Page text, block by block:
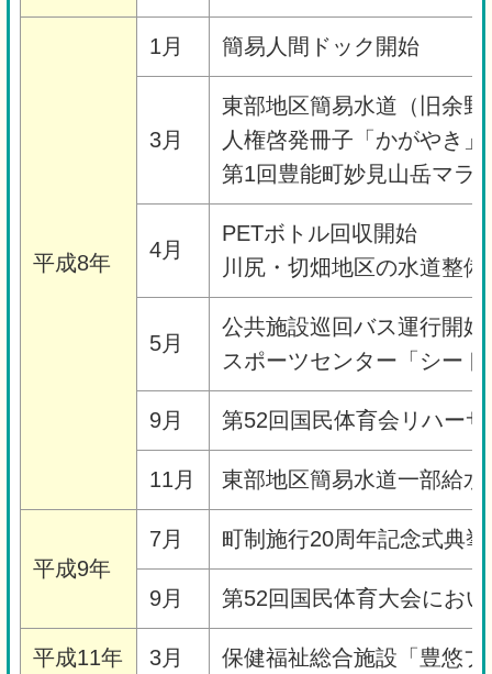
平成8年
1月 簡易人間ドック開始
3月
東部地区簡易水道（旧余
人権啓発冊子「かがやき
第1回豊能町妙見山岳マラ
4月
PETボトル回収開始
川尻・切畑地区の水道整
5月
公共施設巡回バス運行開始
スポーツセンター「シー
9月 第52回国民体育会リハー
11月 東部地区簡易水道一部給
平成9年
7月 町制施行20周年記念式典
9月 第52回国民体育大会にお
平成11年 3月 保健福祉総合施設「豊悠